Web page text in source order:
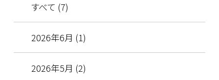
すべて (7)
2026年6月 (1)
2026年5月 (2)